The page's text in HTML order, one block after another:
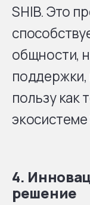
SHIB. Это
общности,
пользу как
4.
решение